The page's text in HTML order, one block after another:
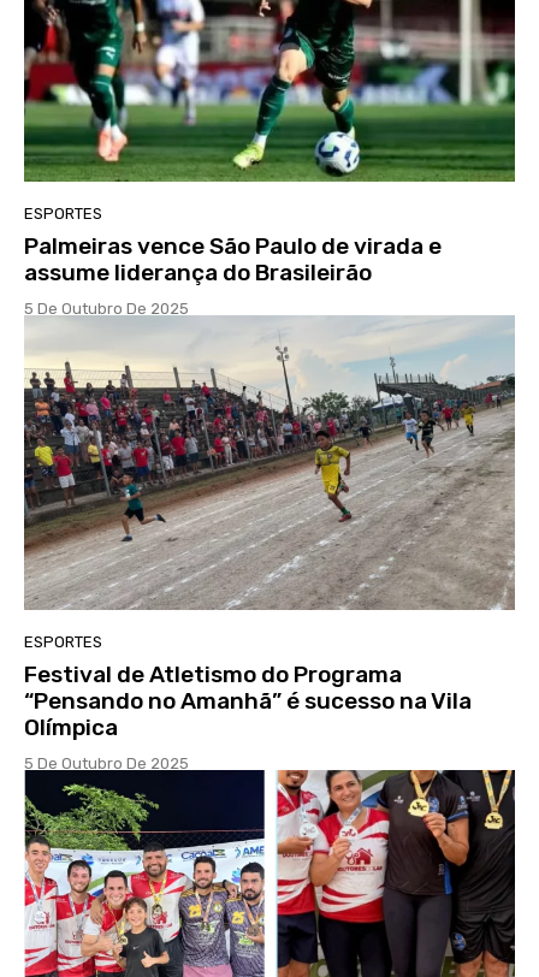
ESPORTES
Palmeiras vence São Paulo de virada e
assume liderança do Brasileirão
5 De Outubro De 2025
ESPORTES
Festival de Atletismo do Programa
“Pensando no Amanhã” é sucesso na Vila
Olímpica
5 De Outubro De 2025